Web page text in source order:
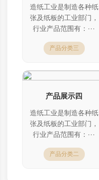
造纸工业是制造各种纸
张及纸板的工业部门，
行业产品范围有：···
产品分类三
产品展示四
造纸工业是制造各种纸
张及纸板的工业部门，
行业产品范围有：···
产品分类二